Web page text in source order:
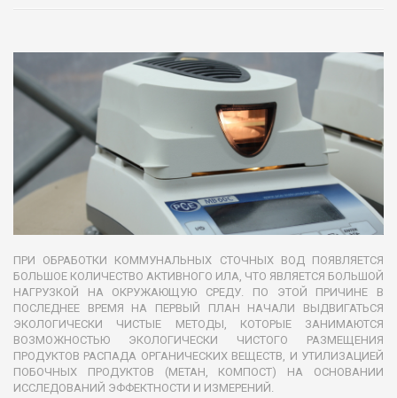
ПРИ ОБРАБОТКИ КОММУНАЛЬНЫХ СТОЧНЫХ ВОД ПОЯВЛЯЕТСЯ
БОЛЬШОЕ КОЛИЧЕСТВО АКТИВНОГО ИЛА, ЧТО ЯВЛЯЕТСЯ БОЛЬШОЙ
НАГРУЗКОЙ НА ОКРУЖАЮЩУЮ СРЕДУ. ПО ЭТОЙ ПРИЧИНЕ В
ПОСЛЕДНЕЕ ВРЕМЯ НА ПЕРВЫЙ ПЛАН НАЧАЛИ ВЫДВИГАТЬСЯ
ЭКОЛОГИЧЕСКИ ЧИСТЫЕ МЕТОДЫ, КОТОРЫЕ ЗАНИМАЮТСЯ
ВОЗМОЖНОСТЬЮ ЭКОЛОГИЧЕСКИ ЧИСТОГО РАЗМЕЩЕНИЯ
ПРОДУКТОВ РАСПАДА ОРГАНИЧЕСКИХ ВЕЩЕСТВ, И УТИЛИЗАЦИЕЙ
ПОБОЧНЫХ ПРОДУКТОВ (МЕТАН, КОМПОСТ) НА ОСНОВАНИИ
ИССЛЕДОВАНИЙ ЭФФЕКТНОСТИ И ИЗМЕРЕНИЙ.